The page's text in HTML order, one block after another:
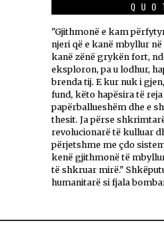
"Gjithmonë e kam
njeri që e kanë mbyllur
kanë zënë grykën fort,
eksploron, pa u lodhur,
brenda tij. E kur nuk i
fund, këto hapësira të
papërballueshëm dhe e
thesit. Ja përse
revolucionarë të kulluar
përjetshme me çdo
kenë gjithmonë të
të shkruar mirë."
humanitarë si fjala